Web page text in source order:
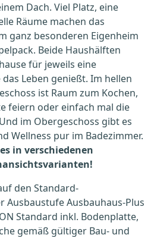
Dach. Viel Platz, eine
Räume machen das
ganz besonderen Eigenheim
Beide Haushälften
für jeweils eine
Leben genießt. Im hellen
ist Raum zum Kochen,
feiern oder einfach mal die
im Obergeschoss gibt es
Wellness pur im Badezimmer.
in verschiedenen
den Standard-
Ausbaustufe Ausbauhaus-Plus
Standard inkl. Bodenplatte,
gemäß gültiger Bau- und